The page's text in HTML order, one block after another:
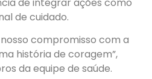
de cuidado.
compromisso com a
história de coragem”,
da equipe de saúde.